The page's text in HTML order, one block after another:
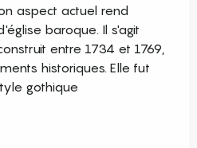
aspect actuel rend
baroque. Il s'agit
entre 1734 et 1769,
historiques. Elle fut
gothique